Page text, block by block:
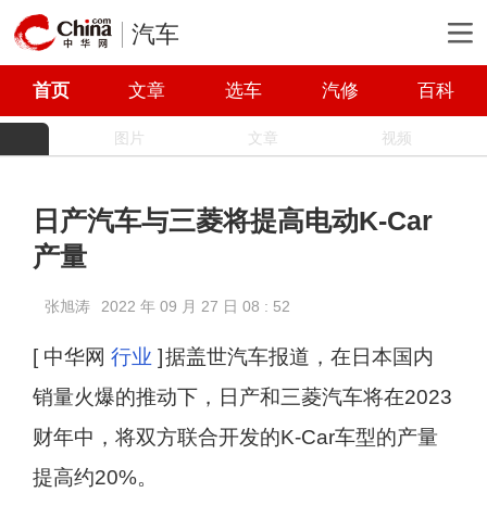
汽车
首页 文章 选车 汽修 百科
图片 文章 视频
日产汽车与三菱将提高电动K-Car
产量
张旭涛 2022 年 09 月 27 日 08 : 52
[ 中华网 行业 ] 据盖世汽车报道，在日本国内
销量火爆的推动下，日产和三菱汽车将在2023
财年中，将双方联合开发的K-Car车型的产量
提高约20%。